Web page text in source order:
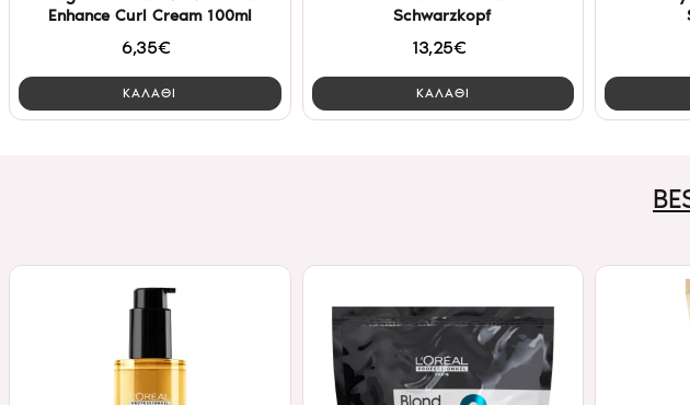
Enhance Curl Cream 100ml
6,35€
ΚΑΛΑΘΙ
Schwarzkopf
13,25€
ΚΑΛΑΘΙ